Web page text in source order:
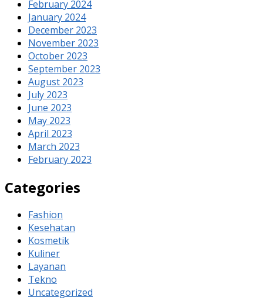
February 2024
January 2024
December 2023
November 2023
October 2023
September 2023
August 2023
July 2023
June 2023
May 2023
April 2023
March 2023
February 2023
Categories
Fashion
Kesehatan
Kosmetik
Kuliner
Layanan
Tekno
Uncategorized